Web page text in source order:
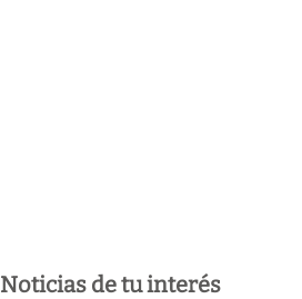
Noticias de tu interés